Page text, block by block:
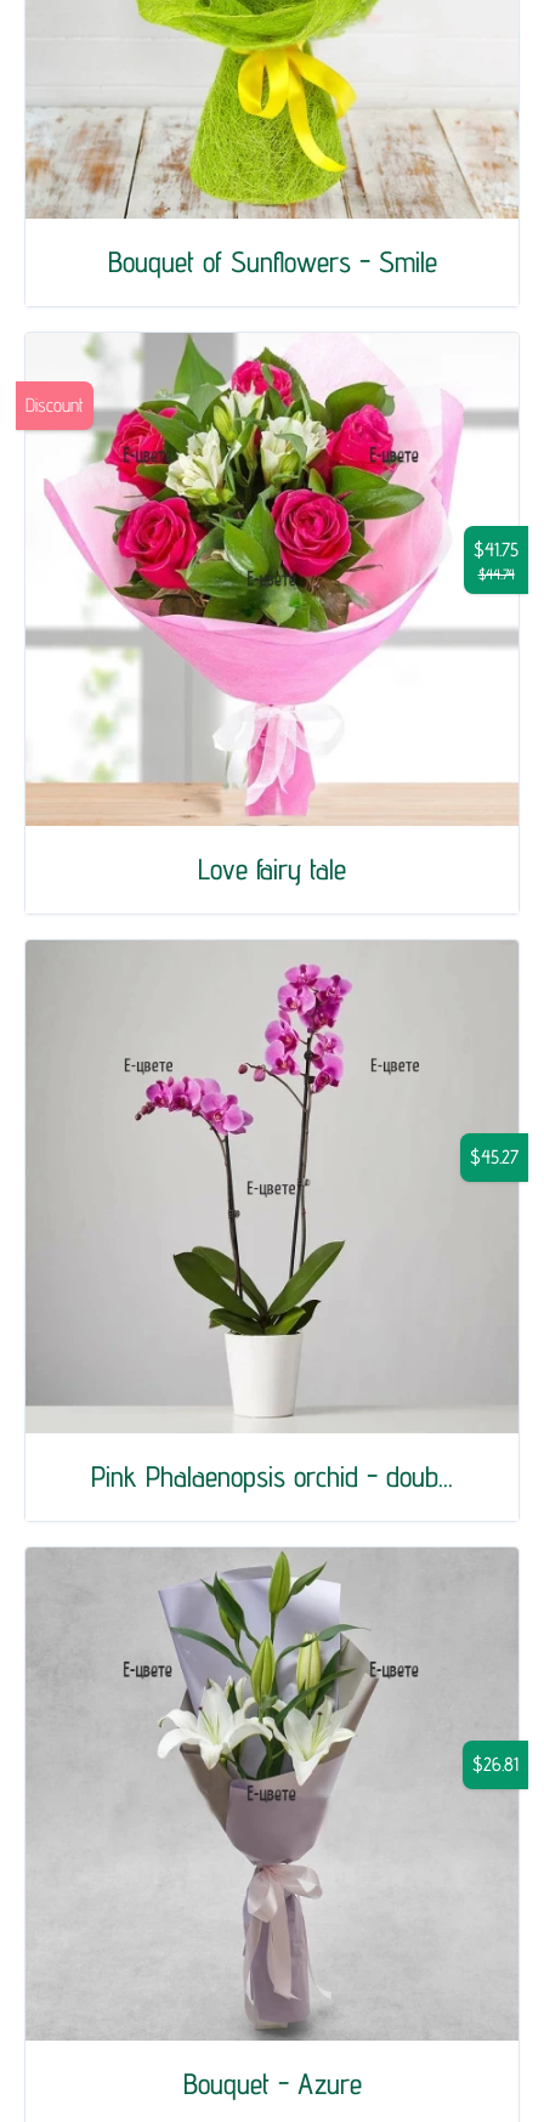
Bouquet of Sunflowers - Smile
Love fairy tale
$41.75
$44.74
Discount
Pink Phalaenopsis orchid - doub...
$45.27
Bouquet - Azure
$26.81